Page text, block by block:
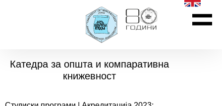
Катедра за општа и компаративна
книжевност